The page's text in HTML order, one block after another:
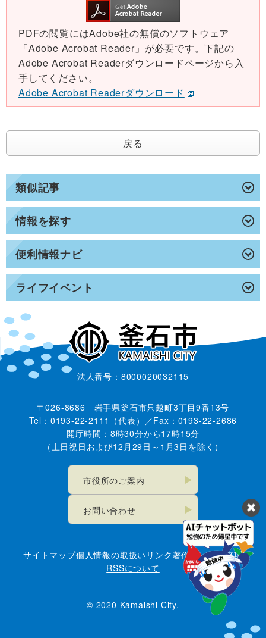
類似記事
情報を探す
便利情報ナビ
ライフイベント
PDFの閲覧にはAdobe社の無償のソフトウェア
「Adobe Acrobat Reader」が必要です。下記の
Adobe Acrobat Readerダウンロードページから入
手してください。
Adobe Acrobat Readerダウンロード
戻る
法人番号：8000020032115
〒026-8686 岩手県釜石市只越町3丁目9番13号
Tel：0193-22-2111（代表）／Fax：0193-22-2686
開庁時間：8時30分から17時15分
（土日祝日および12月29日～1月3日を除く）
市役所のご案内
お問い合わせ
サイトマップ個人情報の取扱い リンク著作権・免責事項
RSSについて
© 2020 Kamaishi City.